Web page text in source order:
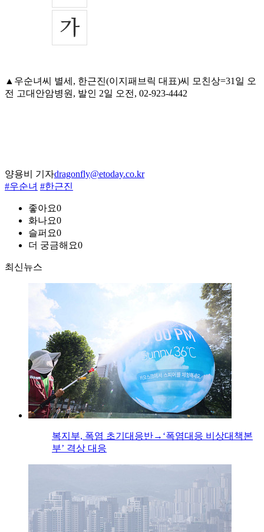
▲우순녀씨 별세, 한근진(이지패브릭 대표)씨 모친상=31일 오
전 고대안암병원, 발인 2일 오전, 02-923-4442
양용비 기자dragonfly@etoday.co.kr
#우순녀 #한근진
좋아요0
화나요0
슬퍼요0
더 궁금해요0
최신뉴스
복지부, 폭염 초기대응반→‘폭염대응 비상대책본
부’ 격상 대응